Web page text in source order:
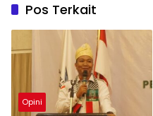
Pos Terkait
Opini